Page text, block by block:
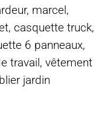
marcel,
casquette truck,
6 panneaux,
travail, vêtement
jardin